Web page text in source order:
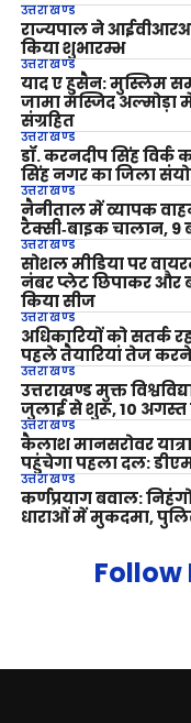
उत्तराखण्ड
राज्यपाल ने
किया शुभारम्भ
उत्तराखण्ड
याद ए हुसैन: मुस्लिम
जामा मस्जिद अल्मोड़ा
संग्रहित
उत्तराखण्ड
डॉ. करनदीप सिंह विर्क
सिंह नगर का जिला
उत्तराखण्ड
नैनीताल में व्यापक
टैक्सी‑बाइक चालान,
उत्तराखण्ड
सोशल मीडिया पर
नंबर प्लेट छिपाकर और
किया सीज
उत्तराखण्ड
अधिकारियों को सतर्क
पहले तैयारियां तेज
उत्तराखण्ड
उत्तराखण्ड मुक्त
जुलाई से शुरू, 10
उत्तराखण्ड
कैलाश मानसरोवर
पहुंचेगा पहला दल:
उत्तराखण्ड
कर्णप्रयाग बवाल:
धाराओं में मुकदमा,
Follow